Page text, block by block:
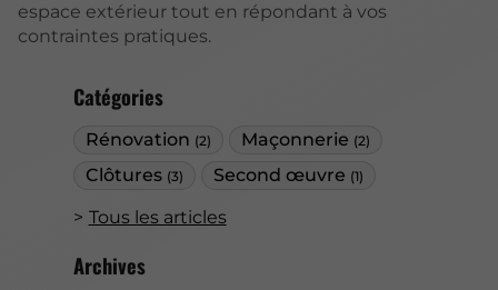
Catégories
Rénovation (2) Maçonnerie (2)
Clôtures (3) Second œuvre (1)
Tous les articles
Archives
espace extérieur tout en répondant à vos
contraintes pratiques.